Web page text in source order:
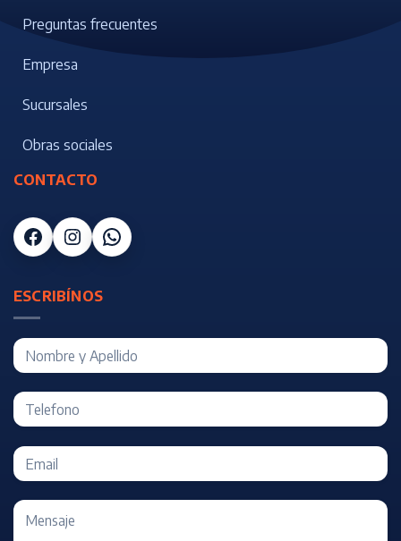
Preguntas frecuentes
Empresa
Sucursales
Obras sociales
CONTACTO
Facebook
Instagram
WhatsApp
ESCRIBÍNOS